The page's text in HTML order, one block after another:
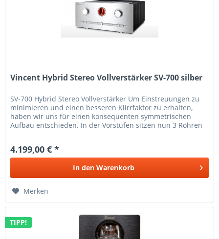
Vincent Hybrid Stereo Vollverstärker SV-700 silber
SV-700 Hybrid Stereo Vollverstärker Um Einstreuungen zu
minimieren und einen besseren Klirrfaktor zu erhalten,
haben wir uns für einen konsequenten symmetrischen
Aufbau entschieden. In der Vorstufen sitzen nun 3 Röhren
4.199,00 € *
In den Warenkorb
Merken
TIPP!